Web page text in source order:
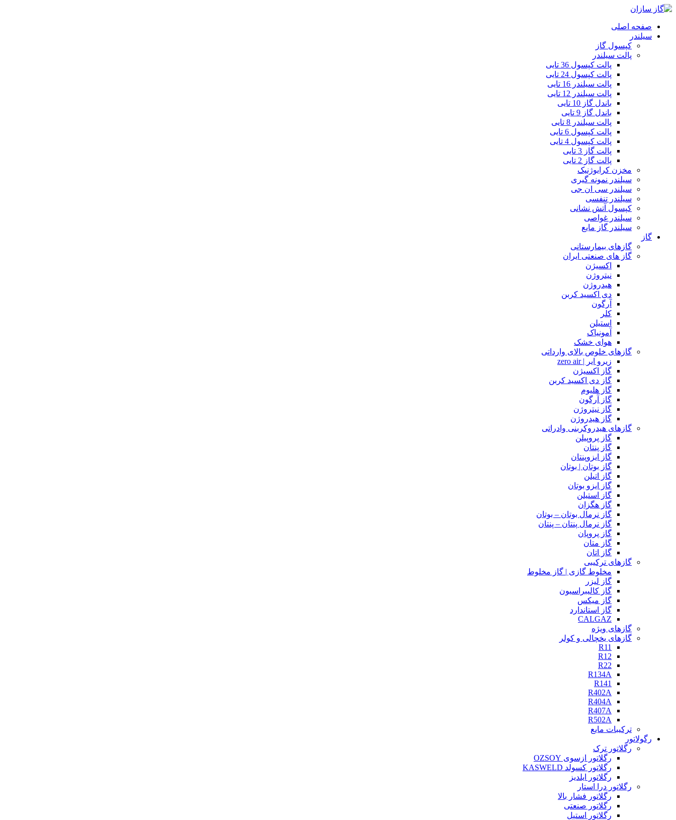
صفحه اصلی
سیلندر
کپسول گاز
پالت سیلندر
پالت کپسول 36 تایی
پالت کپسول 24 تایی
پالت سیلندر 16 تایی
پالت سیلندر 12 تایی
باندل گاز 10 تایی
باندل گاز 9 تایی
پالت سیلندر 8 تایی
پالت کپسول 6 تایی
پالت کپسول 4 تایی
پالت گاز 3 تایی
پالت گاز 2 تایی
مخزن کرایوژنیک
سیلندر نمونه گیری
سیلندر سی ان جی
سیلندر تنفسی
کپسول آتش نشانی
سیلندر غواصی
سیلندر گاز مایع
گاز
گازهای بیمارستانی
گاز های صنعتی ایران
اکسیژن
نیتروژن
هیدروژن
دی اکسید کربن
آرگون
کلر
استیلن
آمونیاک
هوای خشک
گازهای خلوص بالای وارداتی
زیرو ایر | zero air
گاز اکسیژن
گاز دی اکسید کربن
گاز هلیوم
گاز آرگون
گاز نیتروژن
گاز هیدروژن
گازهای هیدروکربنی وادراتی
گاز پروپیلن
گاز پنتان
گاز ایزوپنتان
گاز بوتان | بوتان
گاز اتیلن
گاز ایزو بوتان
گاز استیلن
گاز هگزان
گاز نرمال بوتان – بوتان
گاز نرمال پنتان – پنتان
گاز پروپان
گاز متان
گاز اتان
گازهای ترکیبی
مخلوط گازی | گاز مخلوط
گاز لیزر
گاز کالیبراسیون
گاز میکس
گاز استاندارد
CALGAZ
گازهای ویژه
گازهای یخچالی و کولر
R11
R12
R22
R134A
R141
R402A
R404A
R407A
R502A
ترکیبات مایع
رگولاتور
رگلاتور ترک
رگلاتور ازسوی OZSOY
رگلاتور کسولد KASWELD
رگلاتور ایلدیز
رگلاتور درا استار
رگلاتور فشار بالا
رگلاتور صنعتی
رگلاتور استیل